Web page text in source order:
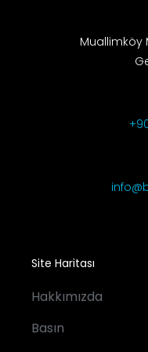
Muallimköy
Site Haritası
Hakkımızda
Basın